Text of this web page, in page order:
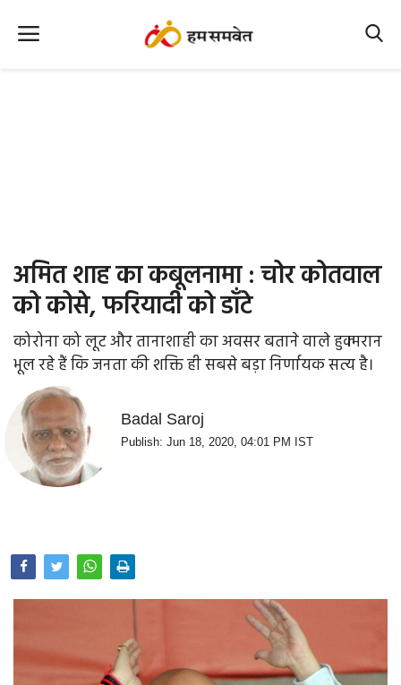
Office Office
Farm & Food
Opinion
Health & Lifestyle
अमित शाह का कबूलनामा : चोर कोतवाल
को कोसे, फरियादी को डाँटे
कोरोना को लूट और तानाशाही का अवसर बताने वाले हुक्मरान
भूल रहे हैं कि जनता की शक्ति ही सबसे बड़ा निर्णायक सत्य है।
Badal Saroj
Publish: Jun 18, 2020, 04:01 PM IST